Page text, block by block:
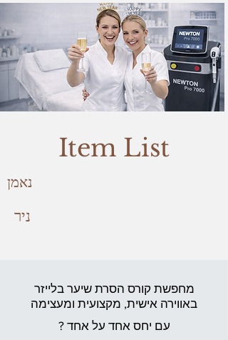
Item List
נאמן
ניר
מחפשת קורס הסרת שיער בלייזר
באווירה אישית, מקצועית ומעצימה
עם יחס אחד על אחד ?